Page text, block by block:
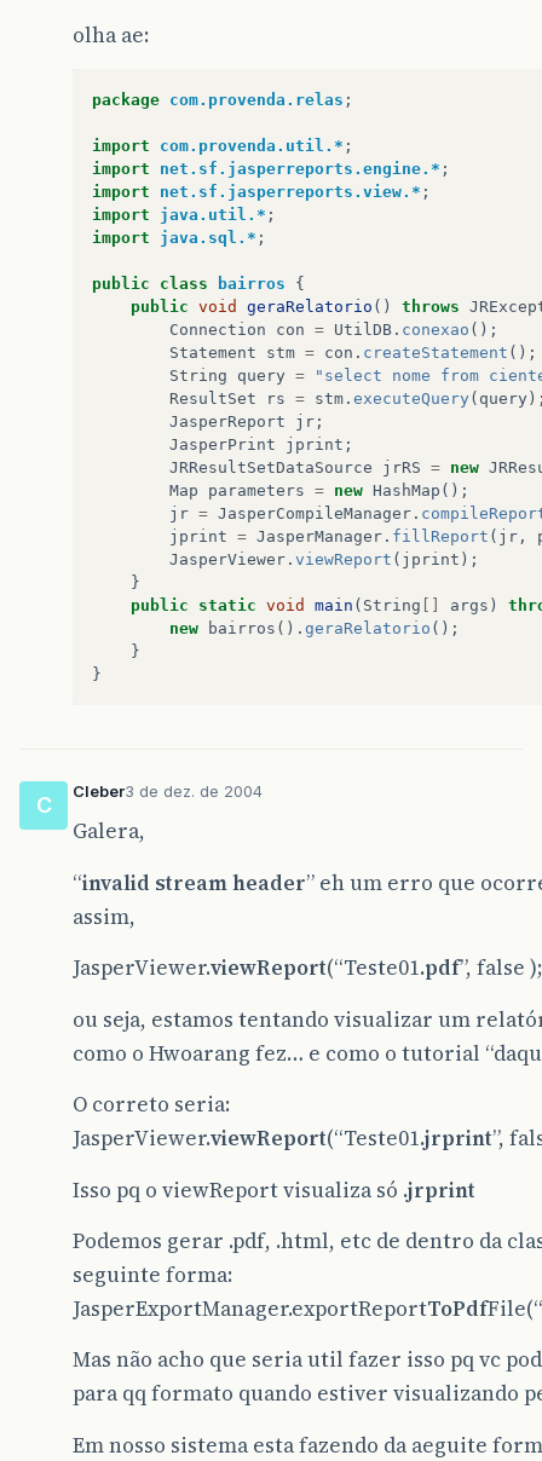
olha ae:
package com.provenda.relas ;
import com.provenda.util.* ;
import
net.sf.jasperreports.engine.* ;
import
net.sf.jasperreports.view.* ;
import
java.util.* ;
import
java.sql.* ;
public class bairros
{
public void geraRelatorio () throws
Connection
con = UtilDB . conexao ();
Statement
stm = con . createStatement ();
String
query =
"select nome from
ResultSet
rs = stm . executeQuery ( query
JasperReport
jr ;
JasperPrint
jprint ;
JRResultSetDataSource
jrRS = new
Map
parameters = new HashMap ();
jr = JasperCompileManager .
jprint = JasperManager . fillReport ( jr ,
JasperViewer . viewReport ( jprint );
}
public
static void main ( String args )
new
bairros (). geraRelatorio ();
}
}
C
Cleber3 de dez. de 2004
Galera,
“invalid stream header” eh um erro que
assim,
JasperViewer.viewReport(“Teste01.pdf”, false );
ou seja, estamos tentando visualizar um
como o Hwoarang fez… e como o tutorial
O correto seria:
JasperViewer.viewReport(“Teste01.jrprint”,
Isso pq o viewReport visualiza só .jrprint
Podemos gerar .pdf, .html, etc de dentro da
seguinte forma:
JasperExportManager.exportReportToPdf
Mas não acho que seria util fazer isso pq vc
para qq formato quando estiver visualizando
Em nosso sistema esta fazendo da aeguite